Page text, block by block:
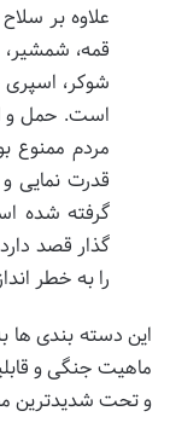
علاوه بر
قمه،
شوکر، اسپری
است. حمل و
مردم ممنوع
قدرت نمایی
گرفته شده
گذار قصد
را به خطر
این دسته بندی
ماهیت جنگی و
و تحت شدیدترین